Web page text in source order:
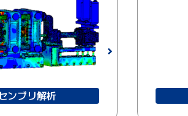
ンブリ解析​